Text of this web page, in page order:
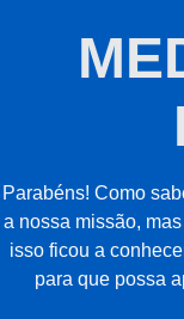
Parabéns! Como
a nossa missão,
isso ficou a
para que possa